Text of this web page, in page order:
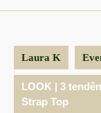
Laura K
LOOK | 3
Strap Top